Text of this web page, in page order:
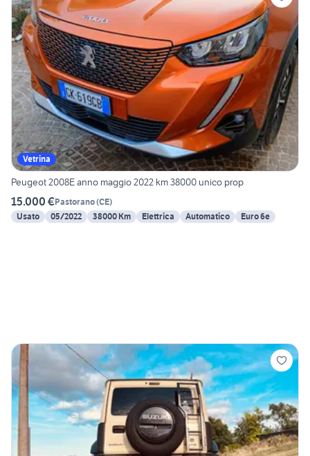
Vetrina
Peugeot 2008E anno maggio 2022 km 38000 unico prop
15.000 €Pastorano(CE)
Usato
05/2022 38000 Km Elettrica Automatico Euro 6e